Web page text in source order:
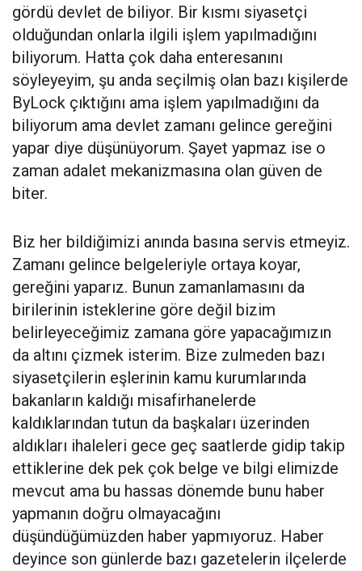
gördü devlet de biliyor. Bir kısmı siyasetçi
olduğundan onlarla ilgili işlem yapılmadığını
biliyorum. Hatta çok daha enteresanını
söyleyeyim, şu anda seçilmiş olan bazı kişilerde
ByLock çıktığını ama işlem yapılmadığını da
biliyorum ama devlet zamanı gelince gereğini
yapar diye düşünüyorum. Şayet yapmaz ise o
zaman adalet mekanizmasına olan güven de
biter.
Biz her bildiğimizi anında basına servis etmeyiz.
Zamanı gelince belgeleriyle ortaya koyar,
gereğini yaparız. Bunun zamanlamasını da
birilerinin isteklerine göre değil bizim
belirleyeceğimiz zamana göre yapacağımızın
da altını çizmek isterim. Bize zulmeden bazı
siyasetçilerin eşlerinin kamu kurumlarında
bakanların kaldığı misafirhanelerde
kaldıklarından tutun da başkaları üzerinden
aldıkları ihaleleri gece geç saatlerde gidip takip
ettiklerine dek pek çok belge ve bilgi elimizde
mevcut ama bu hassas dönemde bunu haber
yapmanın doğru olmayacağını
düşündüğümüzden haber yapmıyoruz. Haber
deyince son günlerde bazı gazetelerin ilçelerde